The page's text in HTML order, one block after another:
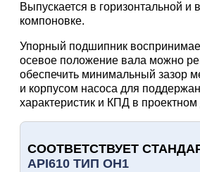
Выпускается в горизонтальной и
компоновке.
Упорный подшипник
осевое положение вала можно
обеспечить минимальный зазор
и корпусом насоса для
характеристик и КПД в проектном
СООТВЕТСТВУЕТ
API610 ТИП OH1